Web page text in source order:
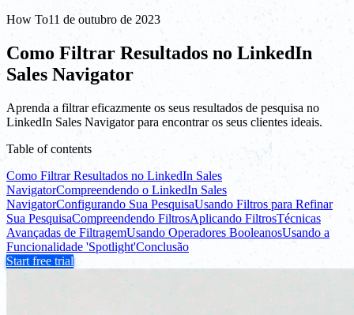
How To11 de outubro de 2023
Como Filtrar Resultados no LinkedIn
Sales Navigator
Aprenda a filtrar eficazmente os seus resultados de pesquisa no
LinkedIn Sales Navigator para encontrar os seus clientes ideais.
Table of contents
Como Filtrar Resultados no LinkedIn Sales
NavigatorCompreendendo o LinkedIn Sales
NavigatorConfigurando Sua PesquisaUsando Filtros para Refinar
Sua PesquisaCompreendendo FiltrosAplicando FiltrosTécnicas
Avançadas de FiltragemUsando Operadores BooleanosUsando a
Funcionalidade 'Spotlight'Conclusão
Start free trial